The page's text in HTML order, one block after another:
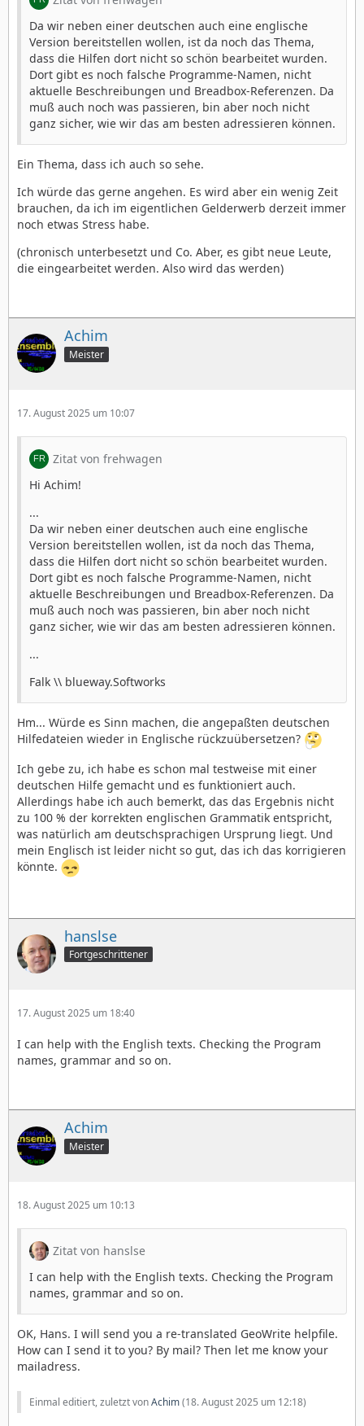
Da wir neben einer deutschen auch eine englische
Version bereitstellen wollen, ist da noch das Thema,
dass die Hilfen dort nicht so schön bearbeitet wurden.
Dort gibt es noch falsche Programme-Namen, nicht
aktuelle Beschreibungen und Breadbox-Referenzen. Da
muß auch noch was passieren, bin aber noch nicht
ganz sicher, wie wir das am besten adressieren können.
Ein Thema, dass ich auch so sehe.
Ich würde das gerne angehen. Es wird aber ein wenig Zeit
brauchen, da ich im eigentlichen Gelderwerb derzeit immer
noch etwas Stress habe.
(chronisch unterbesetzt und Co. Aber, es gibt neue Leute,
die eingearbeitet werden. Also wird das werden)
Achim
Meister
17. August 2025 um 10:07
Zitat von frehwagen
Hi Achim!
...
Da wir neben einer deutschen auch eine englische
Version bereitstellen wollen, ist da noch das Thema,
dass die Hilfen dort nicht so schön bearbeitet wurden.
Dort gibt es noch falsche Programme-Namen, nicht
aktuelle Beschreibungen und Breadbox-Referenzen. Da
muß auch noch was passieren, bin aber noch nicht
ganz sicher, wie wir das am besten adressieren können.
...
Falk \\ blueway.Softworks
Hm... Würde es Sinn machen, die angepaßten deutschen
Hilfedateien wieder in Englische rückzuübersetzen?
Ich gebe zu, ich habe es schon mal testweise mit einer
deutschen Hilfe gemacht und es funktioniert auch.
Allerdings habe ich auch bemerkt, das das Ergebnis nicht
zu 100 % der korrekten englischen Grammatik entspricht,
was natürlich am deutschsprachigen Ursprung liegt. Und
mein Englisch ist leider nicht so gut, das ich das korrigieren
könnte.
hanslse
Fortgeschrittener
17. August 2025 um 18:40
I can help with the English texts. Checking the Program
names, grammar and so on.
Achim
Meister
18. August 2025 um 10:13
Zitat von hanslse
I can help with the English texts. Checking the Program
names, grammar and so on.
OK, Hans. I will send you a re-translated GeoWrite helpfile.
How can I send it to you? By mail? Then let me know your
mailadress.
Einmal editiert, zuletzt vonAchim(18. August 2025 um 12:18)